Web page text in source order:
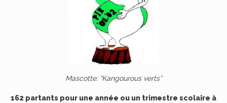
Mascotte: “Kangourous verts”
162 partants pour une année ou un trimestre scolaire à